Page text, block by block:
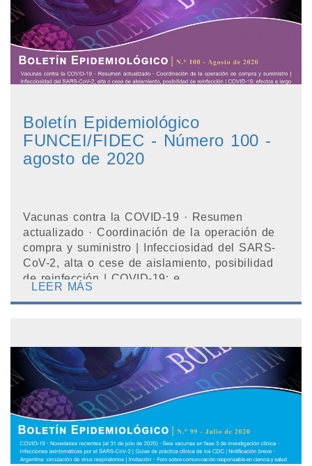
Boletín Epidemiológico
FUNCEI/FIDEC - Número 100 -
agosto de 2020
Vacunas contra la COVID-19 · Resumen
actualizado · Coordinación de la operación de
compra y suministro | Infecciosidad del SARS-
CoV-2, alta o cese de aislamiento, posibilidad
de reinfección | COVID-19: e...
LEER MÁS